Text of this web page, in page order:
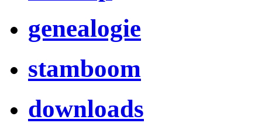
genealogie
stamboom
downloads